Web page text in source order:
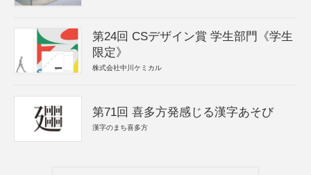
第24回 CSデザイン賞 学生部門《学生
限定》
株式会社中川ケミカル
第71回 喜多方発感じる漢字あそび
漢字のまち喜多方